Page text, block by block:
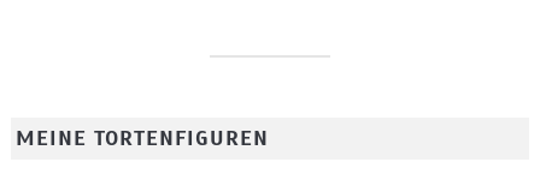
MEINE TORTENFIGUREN